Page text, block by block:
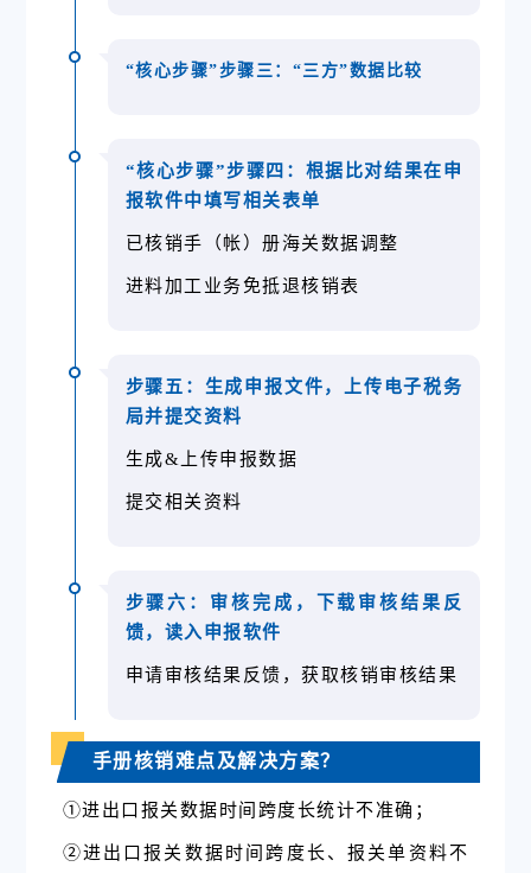
“核心步骤”步骤三：“三方”数据比较
“核心步骤”步骤四：根据比对结果在申
报软件中填写相关表单
已核销手（帐）册海关数据调整
进料加工业务免抵退核销表
步骤五：生成申报文件，上传电子税务
局并提交资料
生成&上传申报数据
提交相关资料
步骤六：审核完成，下载审核结果反
馈，读入申报软件
申请审核结果反馈，获取核销审核结果
手册核销难点及解决方案？
①进出口报关数据时间跨度长统计不准确；
②进出口报关数据时间跨度长、报关单资料不